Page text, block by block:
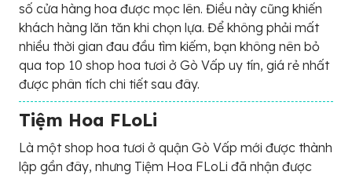
số cửa hàng hoa được mọc lên. Điều này cũng khiến
khách hàng lăn tăn khi chọn lựa. Để không phải mất
nhiều thời gian đau đầu tìm kiếm, bạn không nên bỏ
qua top 10 shop hoa tươi ở Gò Vấp uy tín, giá rẻ nhất
được phân tích chi tiết sau đây.
Tiệm Hoa FLoLi
Là một shop hoa tươi ở quận Gò Vấp mới được thành
lập gần đây, nhưng Tiệm Hoa FLoLi đã nhận được